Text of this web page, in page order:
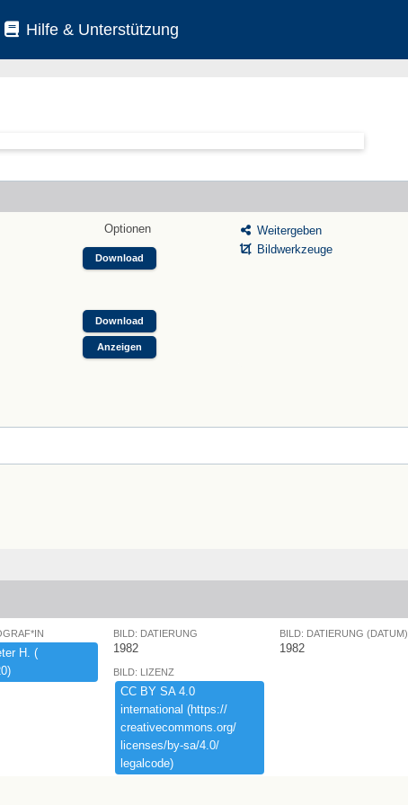
Hilfe & Unterstützung
Optionen
Download
Download
Anzeigen
Weitergeben
Bildwerkzeuge
​H.​ ​(​
BILD: DATIERUNG
1982
BILD: DATIERUNG (DATUM)
1982
BILD: LIZENZ
CC ​BY ​SA ​4.​0 ​
international ​(​https:​/​/​
creativecommons.​org/​
licenses/​by-​sa/​4.​0/​
legalcode)​